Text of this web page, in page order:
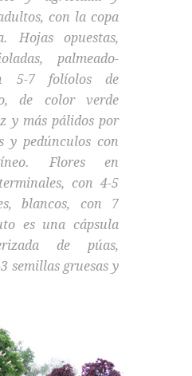
con la copa
Hojas opuestas,
palmeado-
5-7 folíolos de
de color verde
y más pálidos por
y pedúnculos con
Flores en
con 4-5
blancos, con 7
es una cápsula
de púas,
semillas gruesas y